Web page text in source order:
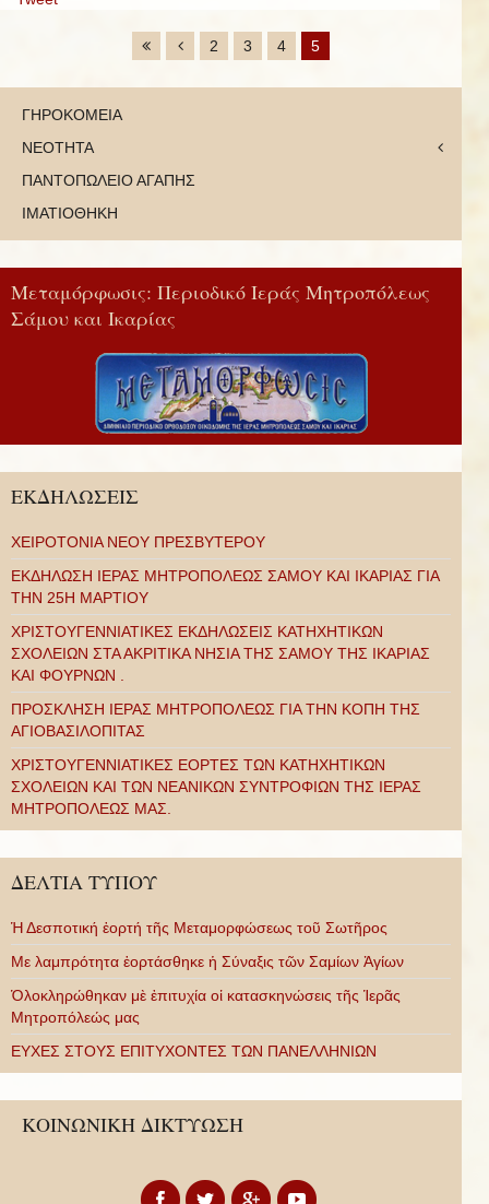
2 3 4 5
ΓΗΡΟΚΟΜΕΙΑ
ΝΕΟΤΗΤΑ
ΠΑΝΤΟΠΩΛΕΙΟ ΑΓΑΠΗΣ
ΙΜΑΤΙΟΘΗΚΗ
Μεταμόρφωσις: Περιοδικό Ιεράς Μητροπόλεως
Σάμου και Ικαρίας
ΕΚΔΗΛΩΣΕΙΣ
ΧΕΙΡΟΤΟΝΙΑ ΝΕΟΥ ΠΡΕΣΒΥΤΕΡΟΥ
ΕΚΔΗΛΩΣΗ ΙΕΡΑΣ ΜΗΤΡΟΠΟΛΕΩΣ ΣΑΜΟΥ ΚΑΙ ΙΚΑΡΙΑΣ ΓΙΑ
ΤΗΝ 25Η ΜΑΡΤΙΟΥ
ΧΡΙΣΤΟΥΓΕΝΝΙΑΤΙΚΕΣ ΕΚΔΗΛΩΣΕΙΣ ΚΑΤΗΧΗΤΙΚΩΝ
ΣΧΟΛΕΙΩΝ ΣΤΑ ΑΚΡΙΤΙΚΑ ΝΗΣΙΑ ΤΗΣ ΣΑΜΟΥ ΤΗΣ ΙΚΑΡΙΑΣ
ΚΑΙ ΦΟΥΡΝΩΝ .
ΠΡΟΣΚΛΗΣΗ ΙΕΡΑΣ ΜΗΤΡΟΠΟΛΕΩΣ ΓΙΑ ΤΗΝ ΚΟΠΗ ΤΗΣ
ΑΓΙΟΒΑΣΙΛΟΠΙΤΑΣ
ΧΡΙΣΤΟΥΓΕΝΝΙΑΤΙΚΕΣ ΕΟΡΤΕΣ ΤΩΝ ΚΑΤΗΧΗΤΙΚΩΝ
ΣΧΟΛΕΙΩΝ ΚΑΙ ΤΩΝ ΝΕΑΝΙΚΩΝ ΣΥΝΤΡΟΦΙΩΝ ΤΗΣ ΙΕΡΑΣ
ΜΗΤΡΟΠΟΛΕΩΣ ΜΑΣ.
ΔΕΛΤΙΑ ΤΥΠΟΥ
Ἡ Δεσποτική ἑορτή τῆς Μεταμορφώσεως τοῦ Σωτῆρος
Με λαμπρότητα ἑορτάσθηκε ἡ Σύναξις τῶν Σαμίων Ἁγίων
Ὁλοκληρώθηκαν μὲ ἐπιτυχία οἱ κατασκηνώσεις τῆς Ἱερᾶς
Μητροπόλεώς μας
ΕΥΧΕΣ ΣΤΟΥΣ ΕΠΙΤΥΧΟΝΤΕΣ ΤΩΝ ΠΑΝΕΛΛΗΝΙΩΝ
ΚΟΙΝΩΝΙΚΗ ΔΙΚΤΥΩΣΗ